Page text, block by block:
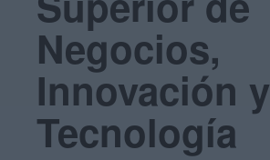
Negocios,
Innovación y
Tecnología